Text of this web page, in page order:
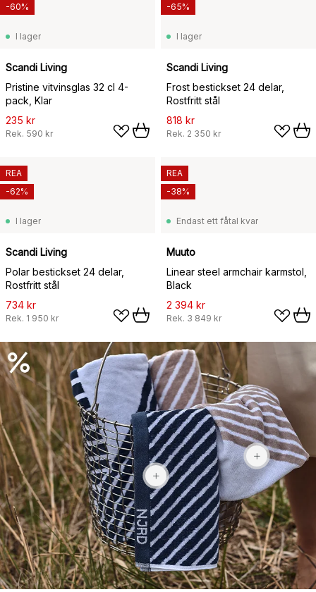
I lager
Scandi Living
Pristine vitvinsglas 32 cl 4-
pack, Klar
235 kr
Rek. 590 kr
-60%
I lager
Scandi Living
Frost bestickset 24 delar,
Rostfritt stål
818 kr
Rek. 2 350 kr
-65%
I lager
Scandi Living
Polar bestickset 24 delar,
Rostfritt stål
734 kr
Rek. 1 950 kr
REA
-62%
Endast ett fåtal kvar
Muuto
Linear steel armchair karmstol,
Black
2 394 kr
Rek. 3 849 kr
REA
-38%
469 kr
469 kr